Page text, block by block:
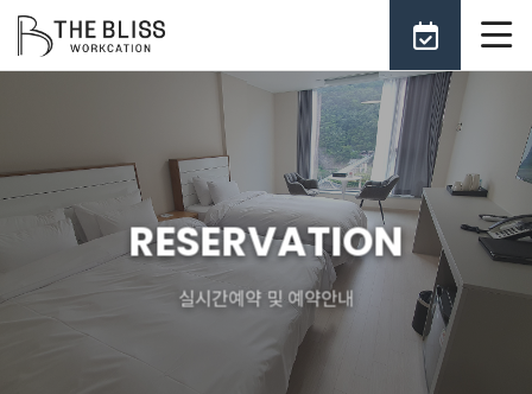
RESERVATION
실시간예약 및 예약안내